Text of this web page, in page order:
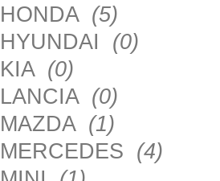
HONDA (5)
HYUNDAI (0)
KIA (0)
LANCIA (0)
MAZDA (1)
MERCEDES (4)